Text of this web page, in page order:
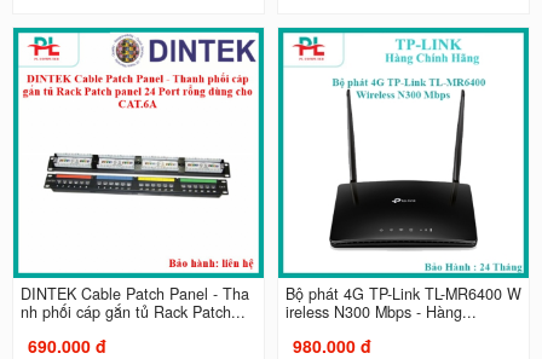
DINTEK Cable Patch Panel - Tha
nh phối cáp gắn tủ Rack Patch...
690.000 đ
Bộ phát 4G TP-Link TL-MR6400 W
ireless N300 Mbps - Hàng...
980.000 đ